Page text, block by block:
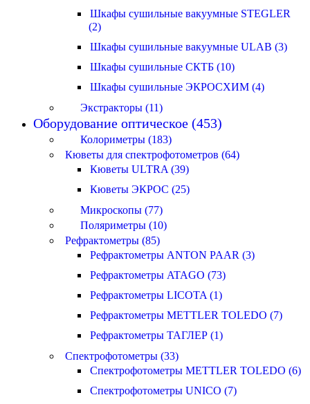
Шкафы сушильные вакуумные STEGLER
(2)
Шкафы сушильные вакуумные ULAB (3)
Шкафы сушильные СКТБ (10)
Шкафы сушильные ЭКРОСХИМ (4)
Экстракторы (11)
Оборудование оптическое (453)
Колориметры (183)
Кюветы для спектрофотометров (64)
Кюветы ULTRA (39)
Кюветы ЭКРОС (25)
Микроскопы (77)
Поляриметры (10)
Рефрактометры (85)
Рефрактометры ANTON PAAR (3)
Рефрактометры ATAGO (73)
Рефрактометры LICOTA (1)
Рефрактометры METTLER TOLEDO (7)
Рефрактометры ТАГЛЕР (1)
Спектрофотометры (33)
Спектрофотометры METTLER TOLEDO (6)
Спектрофотометры UNICO (7)